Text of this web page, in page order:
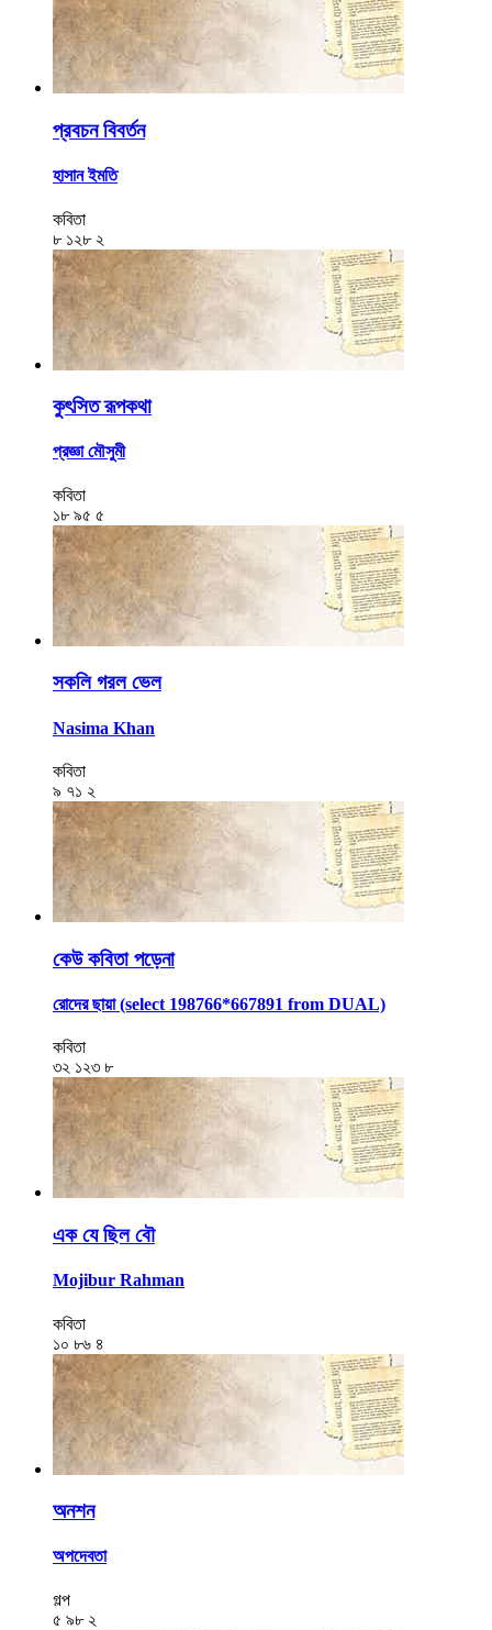
প্রবচন বিবর্তন
হাসান ইমতি
কবিতা
৮ ১২৮ ২
কুৎসিত রূপকথা
প্রজ্ঞা মৌসুমী
কবিতা
১৮ ৯৫ ৫
সকলি গরল ভেল
Nasima Khan
কবিতা
৯ ৭১ ২
কেউ কবিতা পড়েনা
রোদের ছায়া (select 198766*667891 from DUAL)
কবিতা
৩২ ১২৩ ৮
এক যে ছিল বৌ
Mojibur Rahman
কবিতা
১০ ৮৬ ৪
অনশন
অপদেবতা
গল্প
৫ ৯৮ ২